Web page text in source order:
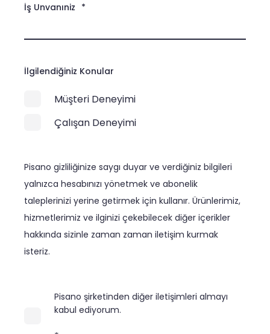
İş Unvanıniz *
İlgilendiğiniz Konular
Müşteri Deneyimi
Çalışan Deneyimi
Pisano gizliliğinize saygı duyar ve verdiğiniz bilgileri
yalnızca hesabınızı yönetmek ve abonelik
taleplerinizi yerine getirmek için kullanır. Ürünlerimiz,
hizmetlerimiz ve ilginizi çekebilecek diğer içerikler
hakkında sizinle zaman zaman iletişim kurmak
isteriz.
Pisano şirketinden diğer iletişimleri almayı
kabul ediyorum.